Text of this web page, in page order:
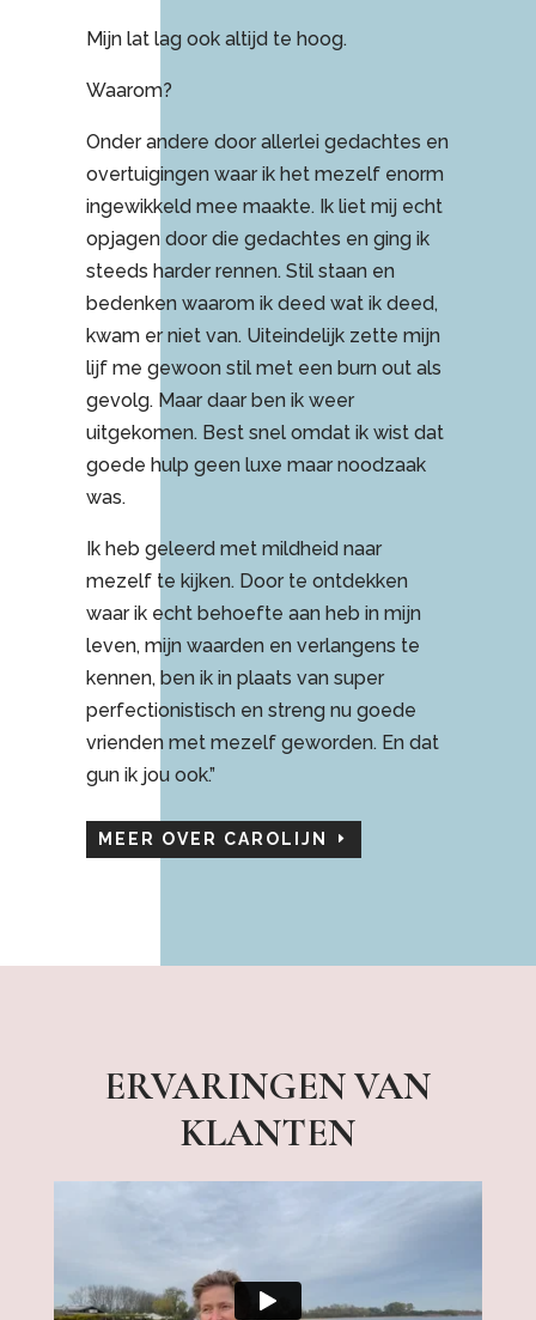
Mijn lat lag ook altijd te hoog.
Waarom?
Onder andere door allerlei gedachtes en
overtuigingen waar ik het mezelf enorm
ingewikkeld mee maakte. Ik liet mij echt
opjagen door die gedachtes en ging ik
steeds harder rennen. Stil staan en
bedenken waarom ik deed wat ik deed,
kwam er niet van. Uiteindelijk zette mijn
lijf me gewoon stil met een burn out als
gevolg. Maar daar ben ik weer
uitgekomen. Best snel omdat ik wist dat
goede hulp geen luxe maar noodzaak
was.
Ik heb geleerd met mildheid naar
mezelf te kijken. Door te ontdekken
waar ik echt behoefte aan heb in mijn
leven, mijn waarden en verlangens te
kennen, ben ik in plaats van super
perfectionistisch en streng nu goede
vrienden met mezelf geworden. En dat
gun ik jou ook.”
MEER OVER CAROLIJN
ERVARINGEN VAN
KLANTEN